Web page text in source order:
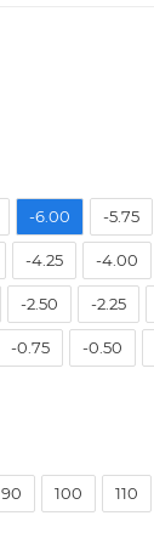
-6.00 -5.75
-4.25 -4.00
-2.50 -2.25
-0.75 -0.50
90 100 110